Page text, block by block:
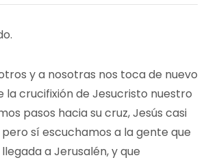
y a nosotras nos toca de nuevo
la crucifixión de Jesucristo nuestro
pasos hacia su cruz, Jesús casi
sí escuchamos a la gente que
a Jerusalén, y que